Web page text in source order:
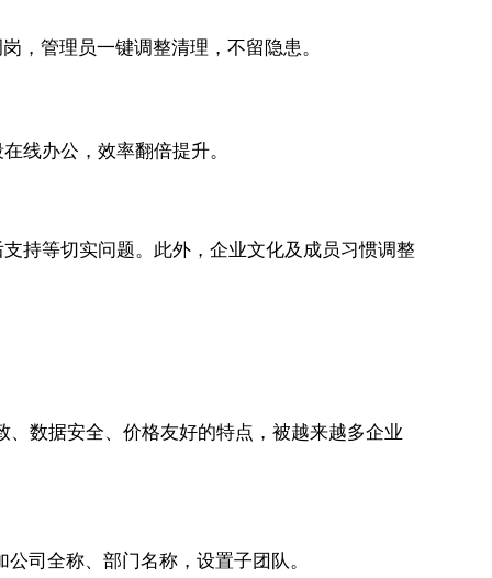
，管理员一键调整清理，不留隐患。
线办公，效率翻倍提升。
持等切实问题。此外，企业文化及成员习惯调整
数据安全、价格友好的特点，被越来越多企业
司全称、部门名称，设置子团队。